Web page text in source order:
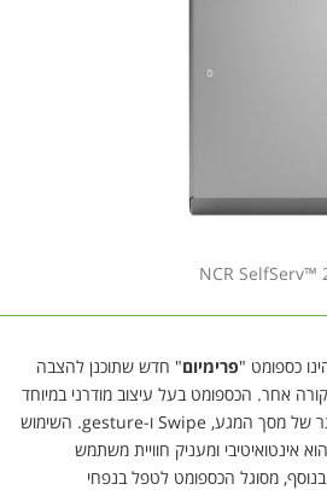
NCR SelfServ™
פרימיום" חדש שתוכנן להצבה
אחר. הכספומט בעל עיצוב מודרני במיוחד
ומצוייד ביכולות העדכניות ביותר של מסך המגע, Swipe ו-gesture. השימוש
הוא אינטואיטיבי ומעניק חוויית משתמש
מסוגל הכספומט לטפל בנפחי